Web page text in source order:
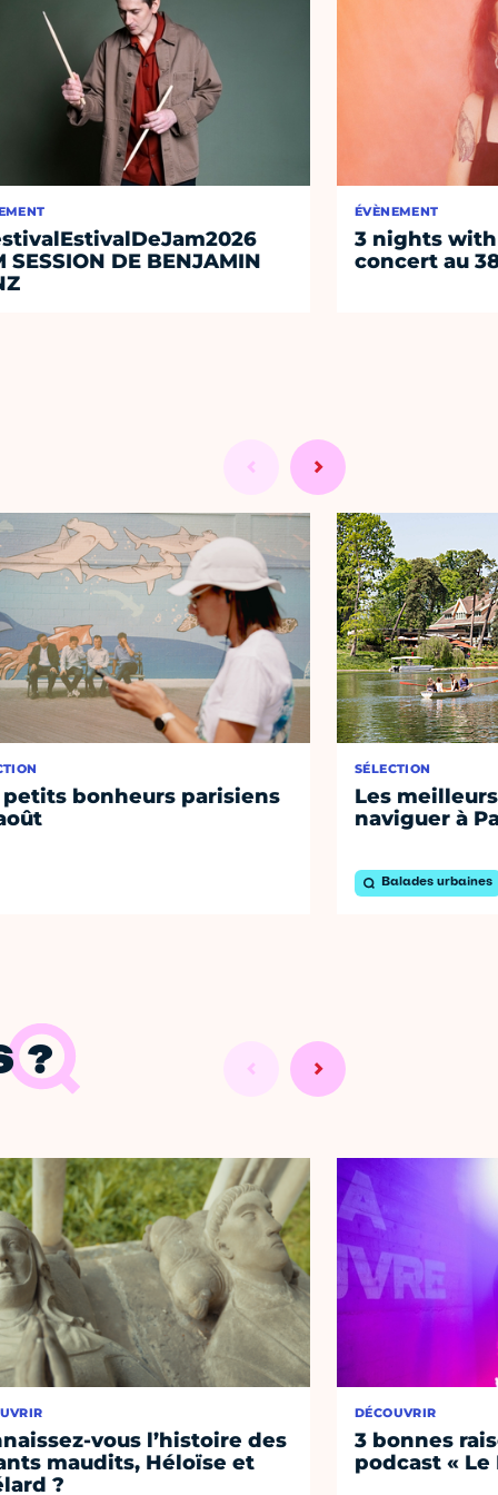
SESSION DE BENJAMIN
ÉVÈNEMENT
3 nights with
concert au
petits bonheurs parisiens
SÉLECTION
Les
naviguer à
Balades urbaines
?
vous l’histoire des
maudits, Héloïse et
?
DÉCOUVRIR
3 bonnes
podcast « Le